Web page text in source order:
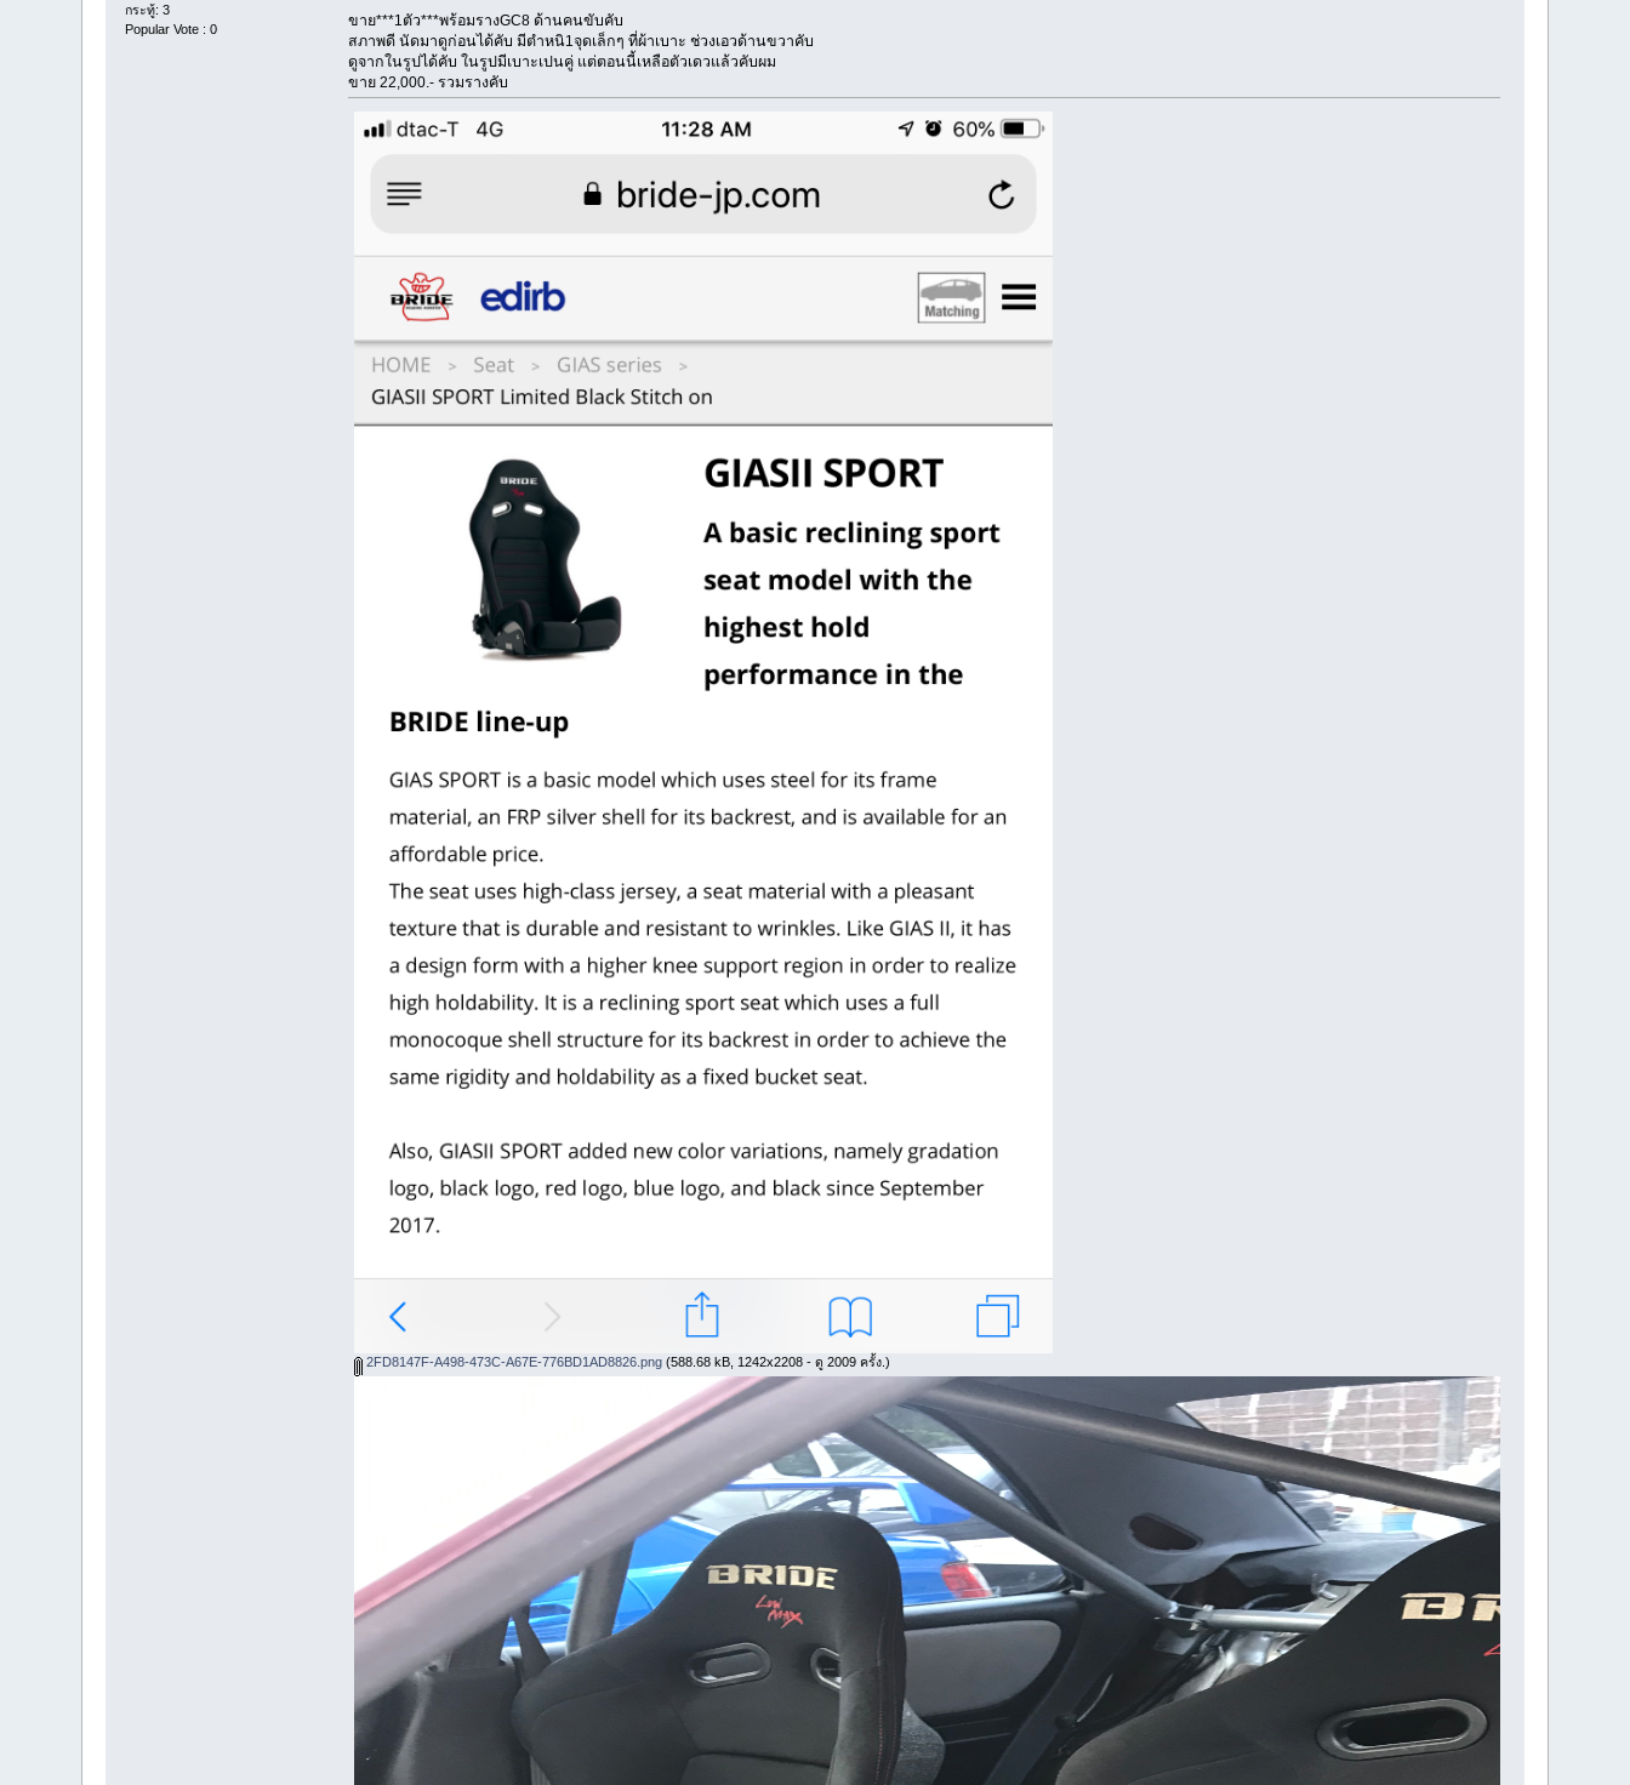
กระทู้: 3
Popular Vote : 0
ขาย***1ตัว***พร้อมรางGC8 ด้านคนขับคับ
สภาพดี นัดมาดูก่อนได้คับ มีตำหนิ1จุดเล็กๆ ที่ผ้าเบาะ ช่วงเอวด้านขวาคับ
ดูจากในรูปได้คับ ในรูปมีเบาะเปนคู่ แต่ตอนนี้เหลือตัวเดวแล้วคับผม
ขาย 22,000.- รวมรางคับ
2FD8147F-A498-473C-A67E-776BD1AD8826.png (588.68 kB, 1242x2208 - ดู 2009 ครั้ง.)